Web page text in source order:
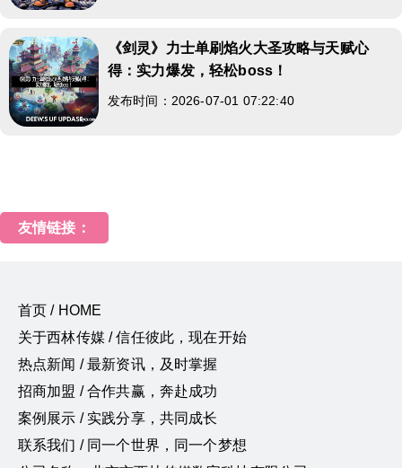
《剑灵》力士单刷焰火大圣攻略与天赋心
得：实力爆发，轻松boss！
发布时间：2026-07-01 07:22:40
友情链接：
首页 / HOME
关于西林传媒 / 信任彼此，现在开始
热点新闻 / 最新资讯，及时掌握
招商加盟 / 合作共赢，奔赴成功
案例展示 / 实践分享，共同成长
联系我们 / 同一个世界，同一个梦想